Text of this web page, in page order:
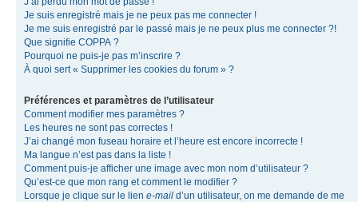
Je suis enregistré mais je ne peux pas me connecter !
Je me suis enregistré par le passé mais je ne peux plus me connecter ?!
Que signifie COPPA ?
Pourquoi ne puis-je pas m’inscrire ?
À quoi sert « Supprimer les cookies du forum » ?
Préférences et paramètres de l’utilisateur
Comment modifier mes paramètres ?
Les heures ne sont pas correctes !
J’ai changé mon fuseau horaire et l’heure est encore incorrecte !
Ma langue n’est pas dans la liste !
Comment puis-je afficher une image avec mon nom d’utilisateur ?
Qu’est-ce que mon rang et comment le modifier ?
Lorsque je clique sur le lien e-mail d’un utilisateur, on me demande de me